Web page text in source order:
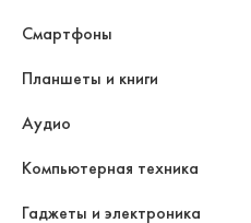
Смартфоны
Планшеты и книги
Аудио
Компьютерная техника
Гаджеты и электроника